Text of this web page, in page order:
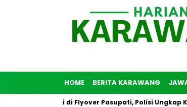
HOME BERITA KARAWANG
Diri di Flyover Pasupati, Polisi Ungkap